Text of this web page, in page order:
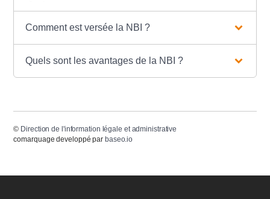
Comment est versée la NBI ?
Quels sont les avantages de la NBI ?
© Direction de l'information légale et administrative
comarquage developpé par baseo.io